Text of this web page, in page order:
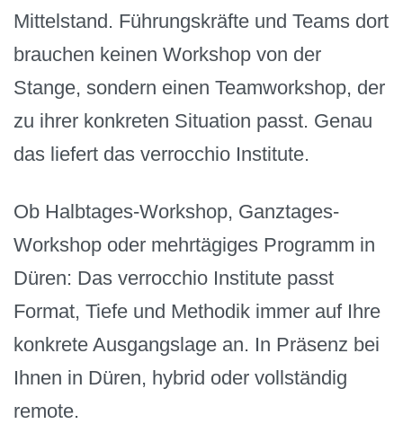
Mittelstand. Führungskräfte und Teams dort
brauchen keinen Workshop von der
Stange, sondern einen Teamworkshop, der
zu ihrer konkreten Situation passt. Genau
das liefert das verrocchio Institute.
Ob Halbtages-Workshop, Ganztages-
Workshop oder mehrtägiges Programm in
Düren: Das verrocchio Institute passt
Format, Tiefe und Methodik immer auf Ihre
konkrete Ausgangslage an. In Präsenz bei
Ihnen in Düren, hybrid oder vollständig
remote.